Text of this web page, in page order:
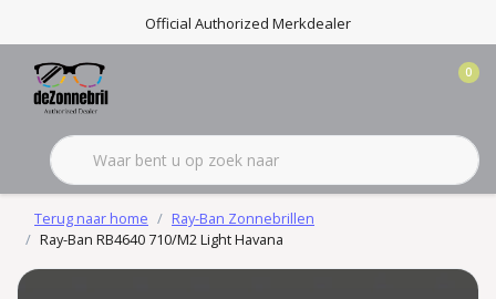
Official Authorized Merkdealer
0
Terug naar home
Ray-Ban Zonnebrillen
Ray-Ban RB4640 710/M2 Light Havana